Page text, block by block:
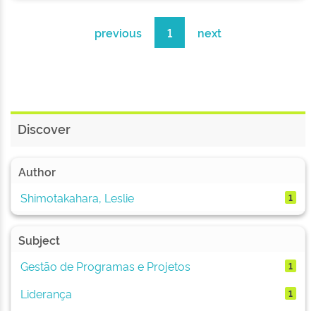
previous 1 next
Discover
Author
Shimotakahara, Leslie
1
Subject
Gestão de Programas e Projetos
1
Liderança 1